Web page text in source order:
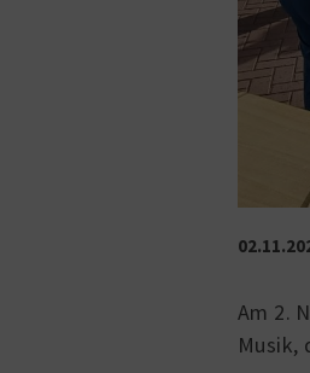
Am 2.
Musik,